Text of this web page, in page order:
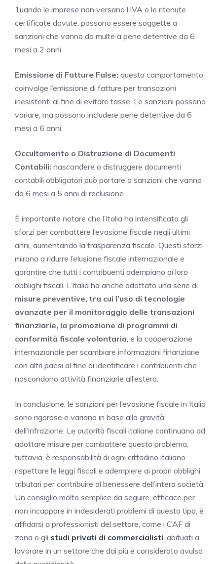
1uando le imprese non versano l’IVA o le ritenute
certificate dovute, possono essere soggette a
sanzioni che vanno da multe a pene detentive da 6
mesi a 2 anni.
Emissione di Fatture False: questo comportamento
coinvolge l’emissione di fatture per transazioni
inesistenti al fine di evitare tasse. Le sanzioni possono
variare, ma possono includere pene detentive da 6
mesi a 6 anni.
Occultamento o Distruzione di Documenti
Contabili: nascondere o distruggere documenti
contabili obbligatori può portare a sanzioni che vanno
da 6 mesi a 5 anni di reclusione.
È importante notare che l’Italia ha intensificato gli
sforzi per combattere l’evasione fiscale negli ultimi
anni, aumentando la trasparenza fiscale. Questi sforzi
mirano a ridurre l’elusione fiscale internazionale e
garantire che tutti i contribuenti adempiano ai loro
obblighi fiscali. L’Italia ha anche adottato una serie di
misure preventive, tra cui l’uso di tecnologie
avanzate per il monitoraggio delle transazioni
finanziarie, la promozione di programmi di
conformità fiscale volontaria, e la cooperazione
internazionale per scambiare informazioni finanziarie
con altri paesi al fine di identificare i contribuenti che
nascondono attività finanziarie all’estero.
In conclusione, le sanzioni per l’evasione fiscale in Italia
sono rigorose e variano in base alla gravità
dell’infrazione. Le autorità fiscali italiane continuano ad
adottare misure per combattere questo problema,
tuttavia, è responsabilità di ogni cittadino italiano
rispettare le leggi fiscali e adempiere ai propri obblighi
tributari per contribuire al benessere dell’intera società.
Un consiglio molto semplice da seguire, efficace per
non incappare in indesiderati problemi di questo tipo, è
affidarsi a professionisti del settore, come i CAF di
zona o gli studi privati di commercialisti, abituati a
lavorare in un settore che dai più è considerato avulso